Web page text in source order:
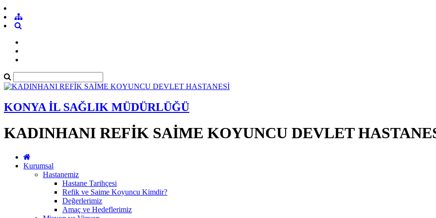
KONYA İL SAĞLIK MÜDÜRLÜĞÜ
KADINHANI REFİK SAİME KOYUNCU DEVLET
Kurumsal
Hastanemiz
Hastane Tarihçesi
Refik ve Saime Koyuncu Kimdir?
Değerlerimiz
Amaç ve Hedeflerimiz